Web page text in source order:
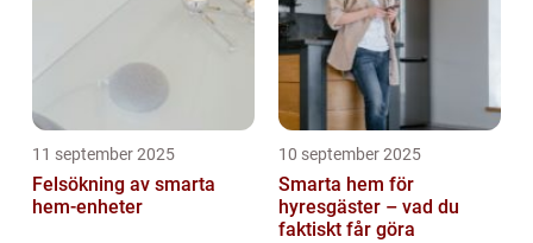
11 september 2025
Felsökning av smarta
hem-enheter
10 september 2025
Smarta hem för
hyresgäster – vad du
faktiskt får göra